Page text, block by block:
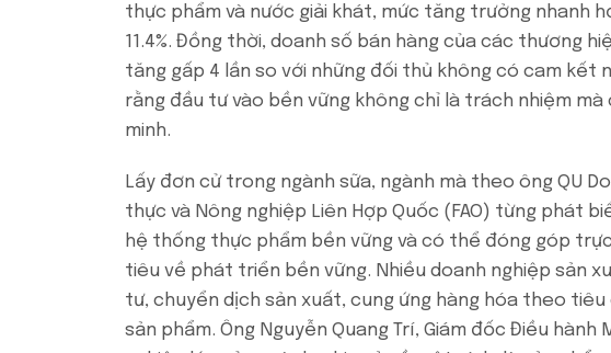
thực phẩm và nước giải khát, mức tăng trưởng nhanh
11.4%. Đồng thời, doanh số bán hàng của các thương
tăng gấp 4 lần so với những đối thủ không có cam kết
rằng đầu tư vào bền vững không chỉ là trách nhiệm
minh.
Lấy đơn cử trong ngành sữa, ngành mà theo ông QU
thực và Nông nghiệp Liên Hợp Quốc (FAO) từng phát
hệ thống thực phẩm bền vững và có thể đóng góp
tiêu về phát triển bền vững. Nhiều doanh nghiệp sản
tư, chuyển dịch sản xuất, cung ứng hàng hóa theo
sản phẩm. Ông Nguyễn Quang Trí, Giám đốc Điều